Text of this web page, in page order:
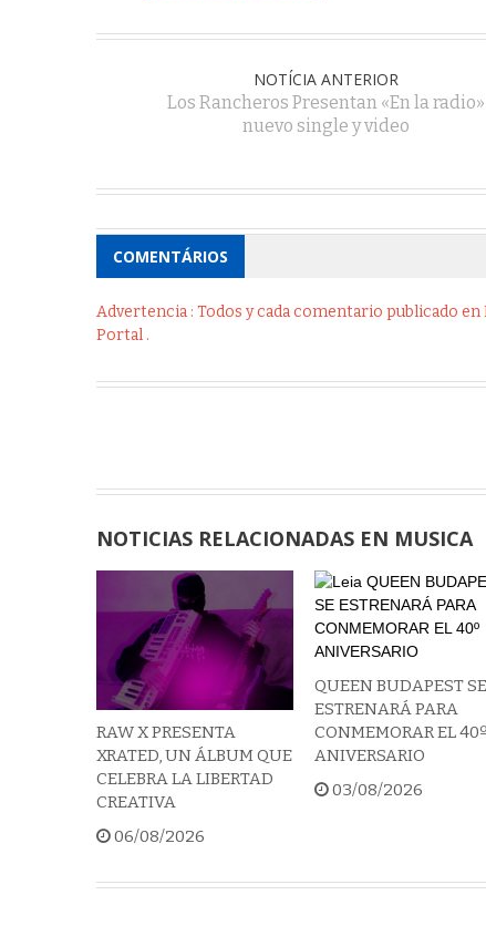
NOTÍCIA ANTERIOR
Los Rancheros Presentan «En la radio»
nuevo single y video
COMENTÁRIOS
Advertencia : Todos y cada comentario publicado
Portal .
NOTICIAS RELACIONADAS EN MUSICA
RAW X PRESENTA
XRATED, UN ÁLBUM QUE
CELEBRA LA LIBERTAD
CREATIVA
06/08/2026
QUEEN BUDAPEST SE
ESTRENARÁ PARA
CONMEMORAR EL 40º
ANIVERSARIO
03/08/2026